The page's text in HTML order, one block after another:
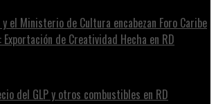
y el Ministerio de Cultura encabezan Foro Caribe
Exportación de Creatividad Hecha en RD
del GLP y otros combustibles en RD